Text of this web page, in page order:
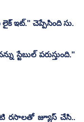
ఇట్." చెప్పేసింది సు.
పరుస్తుంది."
రసాలతో జ్యూస్ చేసి..